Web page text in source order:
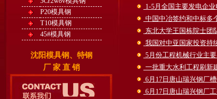
P20模具钢
T10模具钢
45#模具钢
沈阳模具钢、特钢
厂 家 直 销
1-5月全国主要发电企
中国中冶签约和中标多
东北大学王国栋院士团
我国对中亚国家投资持
5月份工程机械行业主
一批重大水利工程刷新
6月17日唐山瑞兴钢厂
6月17日唐山瑞兴钢厂